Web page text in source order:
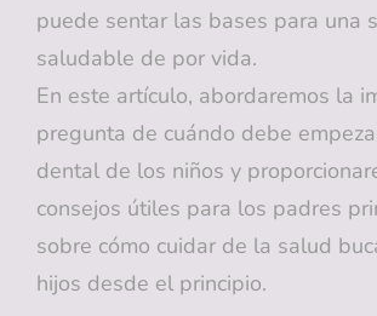
puede sentar las bases para una
saludable de por vida.
En este artículo, abordaremos la
pregunta de cuándo debe
dental de los niños y
consejos útiles para los padres
sobre cómo cuidar de la salud
hijos desde el principio.